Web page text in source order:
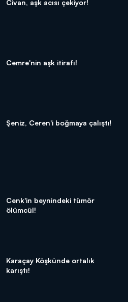
Civan, aşk acısı çekiyor!
Cemre'nin aşk itirafı!
Şeniz, Ceren'i boğmaya çalıştı!
Cenk'in beynindeki tümör
ölümcül!
Karaçay Köşkünde ortalık
karıştı!